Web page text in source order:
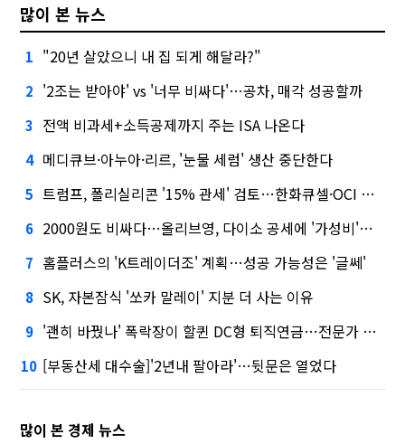
많이 본 뉴스
1 "20년 살았으니 내 집 되게 해달라?"
2 '2조는 받아야' vs '너무 비싸다'…공차, 매각 성공할까
3 전액 비과세+소득공제까지 주는 ISA 나온다
4 메디큐브·아누아·리르, '눈물 세럼' 생산 중단한다
5 트럼프, 폴리실리콘 '15% 관세' 검토…한화큐셀·OCI 영향은?
6 2000원도 비싸다…올리브영, 다이소 공세에 '가성비'로 맞불
7 홈플러스의 'K트레이더조' 계획…성공 가능성은 '글쎄'
8 SK, 자본잠식 '쏘카 말레이' 지분 더 사는 이유
9 '괜히 바꿨나' 폭락장이 할퀸 DC형 퇴직연금…전문가 조언은
10 [부동산세 대수술]'2년내 팔아라'…뒷문은 열었다
많이 본 경제 뉴스